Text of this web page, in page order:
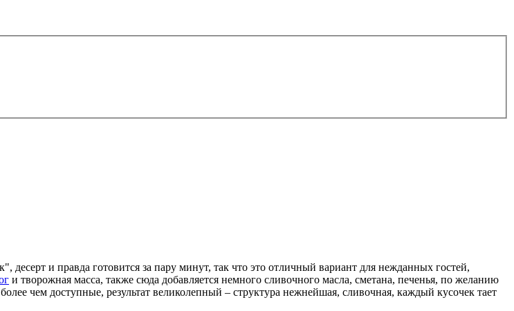
и правда готовится за пару минут, так что это отличный вариант для нежданных гостей,
и творожная масса, также сюда добавляется немного сливочного масла, сметана, печенья, по желанию
чем доступные, результат великолепный – структура нежнейшая, сливочная, каждый кусочек тает